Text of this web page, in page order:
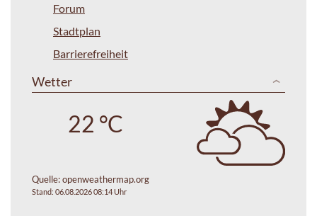
Forum
Stadtplan
Barrierefreiheit
Wetter
22 °C
Quelle:openweathermap.org
Stand: 06.08.2026 08:14 Uhr